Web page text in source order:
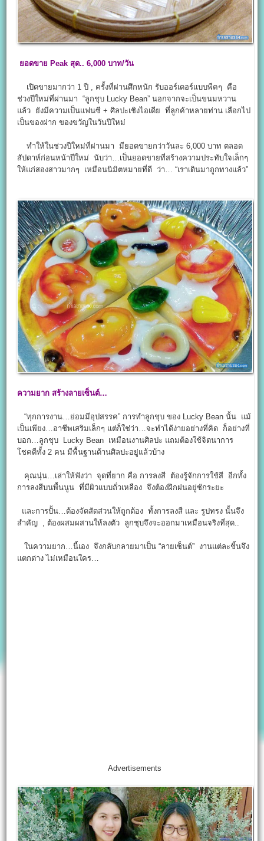
ยอดขายPeakสุด..6,000บาท/วัน
เปิดขายมากว่า 1 ปี , ครั้งที่ผ่านศึกหนัก รับออร์เดอร์แบบพีคๆ คือ
ช่วงปีใหม่ที่ผ่านมา “ลูกชุบ Lucky Bean” นอกจากจะเป็นขนมหวาน
แล้ว ยังมีความเป็นแฟนซี + ศิลปะเชิงไอเดีย ที่ลูกค้าหลายท่าน เลือกไป
เป็นของฝาก ของขวัญในวันปีใหม่
ทำให้ในช่วงปีใหม่ที่ผ่านมา มียอดขายกว่าวันละ 6,000 บาท ตลอด
สัปดาห์ก่อนหน้าปีใหม่ นับว่า…เป็นยอดขายที่สร้างความประทับใจเล็กๆ
ให้แก่สองสาวมากๆ เหมือนนิมิตหมายที่ดี ว่า… “เราเดินมาถูกทางแล้ว”
ความยาก สร้างลายเซ็นต์…
“ทุกการงาน…ย่อมมีอุปสรรค” การทำลูกชุบ ของ Lucky Bean นั้น แม้
เป็นเพียง…อาชีพเสริมเล็กๆ แต่ก็ใช่ว่า…จะทำได้ง่ายอย่างที่คิด ก็อย่างที่
บอก…ลูกชุบ Lucky Bean เหมือนงานศิลปะ แถมต้องใช้จิตนาการ
โชคดีทั้ง 2 คน มีพื้นฐานด้านศิลปะอยู่แล้วบ้าง
คุณนุ่น…เล่าให้ฟังว่า จุดที่ยาก คือ การลงสี ต้องรู้จักการใช้สี อีกทั้ง
การลงสีบนพื้นนูน ที่มีผิวแบบถั่วเหลือง จึงต้องฝึกฝนอยู่ซักระยะ
และการปั้น…ต้องจัดสัดส่วนให้ถูกต้อง ทั้งการลงสี และ รูปทรง นั้นจึง
สำคัญ , ต้องผสมผสานให้ลงตัว ลูกชุบจึงจะออกมาเหมือนจริงที่สุด..
ในความยาก…นี้เอง จึงกลับกลายมาเป็น “ลายเซ็นต์” งานแต่ละชิ้นจึง
แตกต่าง ไม่เหมือนใคร…
Advertisements